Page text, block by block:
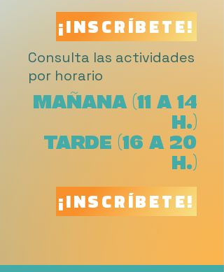
¡INSCRÍBETE!
Consulta las actividades
por horario
MAÑANA (11 A 14
H.)
TARDE (16 A 20
H.)
¡INSCRÍBETE!